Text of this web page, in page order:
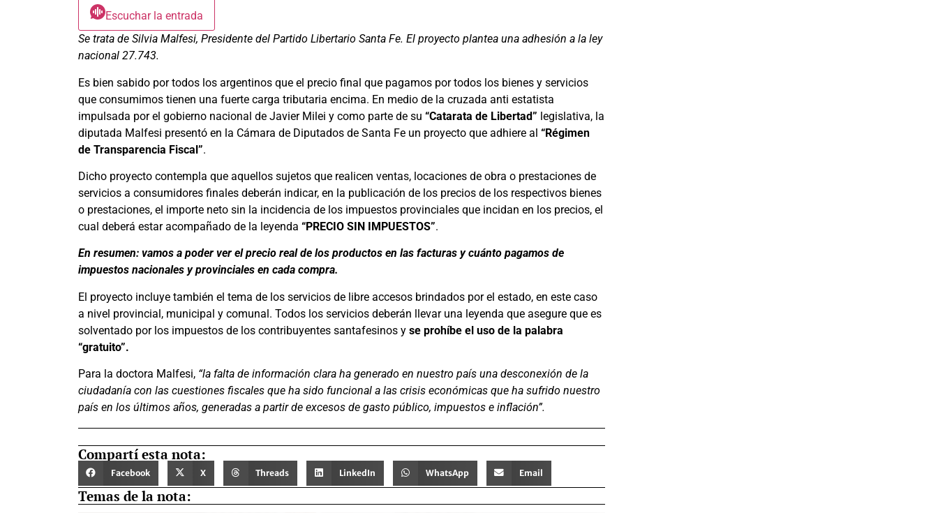
Escuchar la entrada
Se trata de Silvia Malfesi, Presidente del Partido Libertario Santa Fe. El proyecto plantea una adhesión a la ley
nacional 27.743.
Es bien sabido por todos los argentinos que el precio final que pagamos por todos los bienes y servicios
que consumimos tienen una fuerte carga tributaria encima. En medio de la cruzada anti estatista
impulsada por el gobierno nacional de Javier Milei y como parte de su “Catarata de Libertad” legislativa, la
diputada Malfesi presentó en la Cámara de Diputados de Santa Fe un proyecto que adhiere al “Régimen
de Transparencia Fiscal”.
Dicho proyecto contempla que aquellos sujetos que realicen ventas, locaciones de obra o prestaciones de
servicios a consumidores finales deberán indicar, en la publicación de los precios de los respectivos bienes
o prestaciones, el importe neto sin la incidencia de los impuestos provinciales que incidan en los precios, el
cual deberá estar acompañado de la leyenda “PRECIO SIN IMPUESTOS”.
En resumen: vamos a poder ver el precio real de los productos en las facturas y cuánto pagamos de
impuestos nacionales y provinciales en cada compra.
El proyecto incluye también el tema de los servicios de libre accesos brindados por el estado, en este caso
a nivel provincial, municipal y comunal. Todos los servicios deberán llevar una leyenda que asegure que es
solventado por los impuestos de los contribuyentes santafesinos y se prohíbe el uso de la palabra
“gratuito”.
Para la doctora Malfesi, “la falta de información clara ha generado en nuestro país una desconexión de la
ciudadanía con las cuestiones fiscales que ha sido funcional a las crisis económicas que ha sufrido nuestro
país en los últimos años, generadas a partir de excesos de gasto público, impuestos e inflación”.
Compartí esta nota:
Facebook X Threads LinkedIn WhatsApp Email
Temas de la nota: